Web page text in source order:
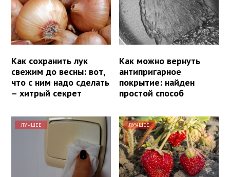
Как сохранить лук
свежим до весны: вот,
что с ним надо сделать
– хитрый секрет
Как можно вернуть
антипригарное
покрытие: найден
простой способ
ЛУЧШЕЕ ЛУЧШЕЕ